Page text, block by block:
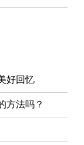
好回忆
方法吗？